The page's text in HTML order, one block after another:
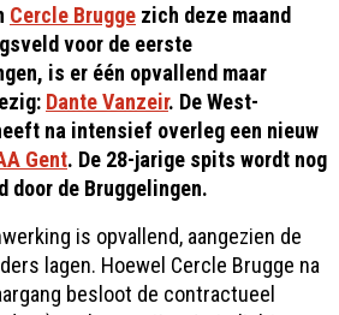
Cercle Brugge zich deze maand
voor de eerste
is er één opvallend maar
Dante Vanzeir. De West-
na intensief overleg een nieuw
Gent. De 28-jarige spits wordt nog
door de Bruggelingen.
is opvallend, aangezien de
lagen. Hoewel Cercle Brugge na
besloot de contractueel